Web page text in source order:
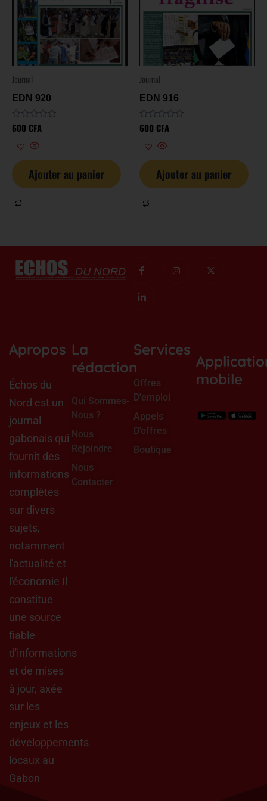
Journal
EDN 920
Note
0
sur
600 CFA
Ajouter au panier
Journal
EDN 916
Note
0
sur
600 CFA
Ajouter au panier
c
o
-
f
o
o
n
s
-
t
c
o
-
l
d
i
Apropos
Échos du
Nord est un
journal
gabonais qui
fournit des
informations
complètes
sur divers
sujets,
notamment
l'actualité et
l'économie Il
constitue
une source
fiable
d'informations
et de mises
à jour, axée
sur les
enjeux et les
développements
locaux au
Gabon
La
rédaction
Qui Sommes-
Nous ?
Nous
Rejoindre
Nous
Contacter
Services
Offres
D'emploi
Appels
D'offres
Boutique
mobile